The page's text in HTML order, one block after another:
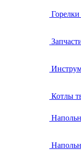
Котлы